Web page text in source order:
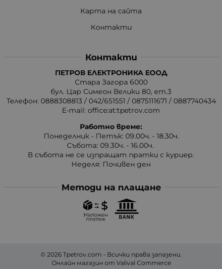
Карта на сайта
Контакти
Контакти
ПЕТРОВ ЕЛЕКТРОНИКА ЕООД
Стара Загора 6000
бул. Цар Симеон Велики 80, ет.3
Телефон: 0888308813 / 042/651551 / 0875111671 / 0887740434
E-mail: office:at:tpetrov.com
Работно време:
Понеделник - Петък: 09.00ч. - 18.30ч.
Събота: 09.30ч. - 16.00ч.
В събота не се изпращат пратки с куриер.
Неделя: Почивен ден
Методи на плащане
© 2026 Tpetrov.com - Всички права запазени.
Онлайн магазин от Valival Commerce